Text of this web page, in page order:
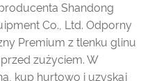
Shandong
Co., Ltd. Odporny
Premium z tlenku glinu
zużyciem. W
kup hurtowo i uzyskaj